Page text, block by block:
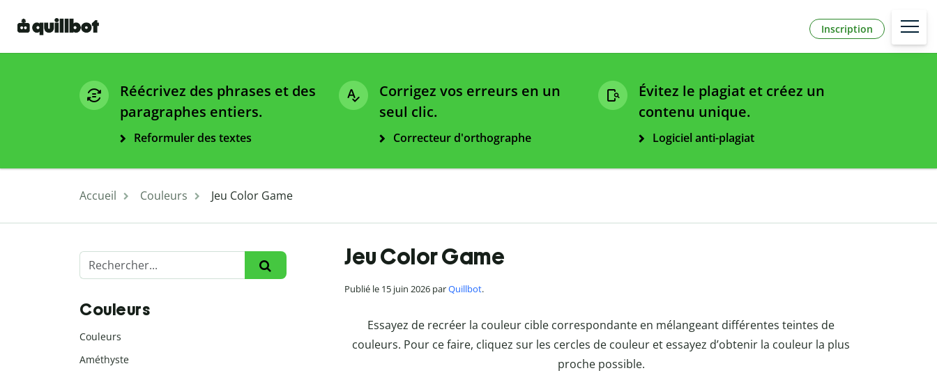
Inscription
Réécrivez des phrases et des
paragraphes entiers.
Reformuler des textes
Corrigez vos erreurs en un
seul clic.
Correcteur d'orthographe
Évitez le plagiat et créez un
contenu unique.
Logiciel anti-plagiat
Accueil Couleurs Jeu Color Game
Jeu Color Game
Publié le 15 juin 2026 parQuillbot.
Essayez de recréer la couleur cible correspondante en mélangeant différentes teintes de
couleurs. Pour ce faire, cliquez sur les cercles de couleur et essayez d’obtenir la couleur la plus
proche possible.
Couleurs
Couleurs
Améthyste